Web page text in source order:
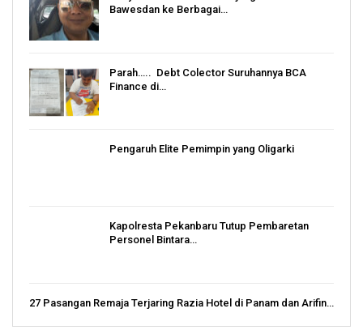
Bawesdan ke Berbagai…
Parah….. Debt Colector Suruhannya BCA
Finance di…
Pengaruh Elite Pemimpin yang Oligarki
Kapolresta Pekanbaru Tutup Pembaretan
Personel Bintara…
27 Pasangan Remaja Terjaring Razia Hotel di Panam dan Arifin…